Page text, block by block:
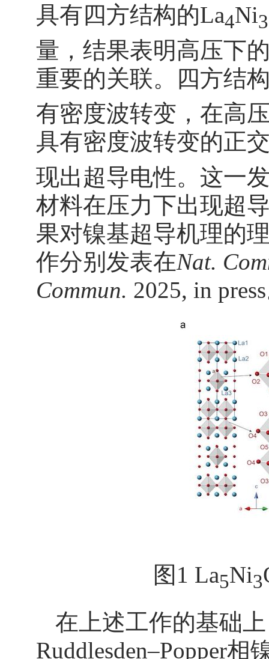
具有四方结构的La4Ni3
量，结果表明高压下
重要的关联。四方结
有密度波转变，在高
具有密度波转变的正
现出超导电性。这一
材料在压力下出现超
果对镍基超导机理的
作分别发表在Nat.
Commun. 2025, in
图1 La5Ni3
在上述工作的基础
Ruddlesden–Popper相